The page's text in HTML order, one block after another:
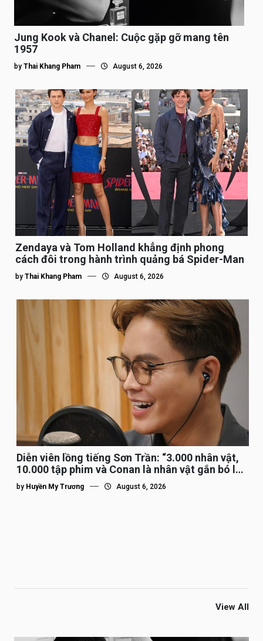
Jung Kook và Chanel: Cuộc gặp gỡ mang tên
1957
by Thai Khang Pham August 6, 2026
Zendaya và Tom Holland khẳng định phong
cách đôi trong hành trình quảng bá Spider-Man
by Thai Khang Pham August 6, 2026
Diễn viên lồng tiếng Sơn Trần: “3.000 nhân vật,
10.000 tập phim và Conan là nhân vật gắn bó lâu
nhất”
by Huyền My Trương August 6, 2026
View All